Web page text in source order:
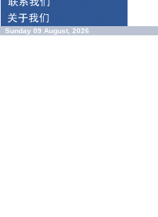
Sunday 09 August, 2026